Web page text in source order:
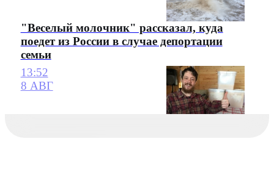
"Веселый молочник" рассказал, куда
поедет из России в случае депортации
семьи
13:52
8 АВГ